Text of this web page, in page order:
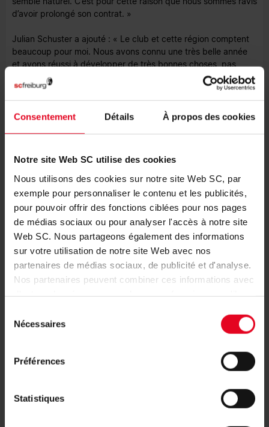
Consentement Détails À propos des cookies
Notre site Web SC utilise des cookies
Nous utilisons des cookies sur notre site Web SC, par
exemple pour personnaliser le contenu et les publicités,
pour pouvoir offrir des fonctions ciblées pour nos pages
de médias sociaux ou pour analyser l'accès à notre site
Web SC. Nous partageons également des informations
sur votre utilisation de notre site Web avec nos
partenaires de médias sociaux, de publicité et d'analyse.
Nos partenaires peuvent combiner ces informations avec
services.
Nécessaires
Préférences
Statistiques
d’avoir prolongé son contrat. »
Julian Schuster a ajouté : « Le club et cette région comptent
beaucoup pour moi. Nous avons connu une très belle année
et avons réussi à développer de très bonnes choses, pas
seulement notre place finale au classement. Je suis très
heureux de pouvoir continuer à travailler sur le
développement de l’équipe, accompagné de tout mon staff. »
entraîneur adjoint de l’équipe première depuis janvier 2012.
Wieland, désormais entraîneur adjoint pour l’analyse, entamera
sa deuxième saison avec l’équipe première du SC. Le reste du
staff du SC est constitué des entraîneurs adjoints Florian
Bruns et Patrick Grolimund, de l’entraîneur des gardiens
Michael Müller, des coaches de fitness Daniel Wolf et
Maximilian Kessler, et d’un nouveau coach individuel Felix
Roth.
Les détails du contrat n’ont pas été divulgués.
SC-ACTUALITÉS
DOUBLE VICTOIRE EN AMICAL CONTRE